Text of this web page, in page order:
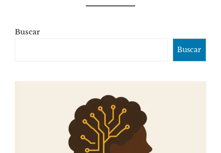
Buscar
Buscar